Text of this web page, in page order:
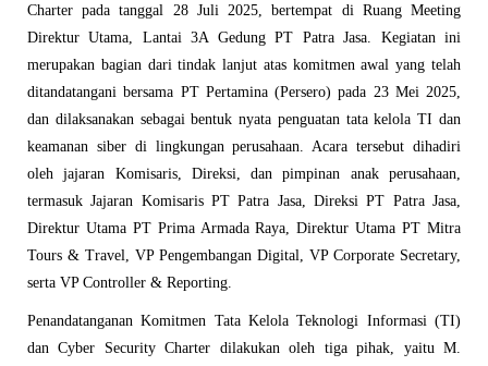
Charter pada tanggal 28 Juli 2025, bertempat di Ruang Meeting
Direktur Utama, Lantai 3A Gedung PT Patra Jasa. Kegiatan ini
merupakan bagian dari tindak lanjut atas komitmen awal yang telah
ditandatangani bersama PT Pertamina (Persero) pada 23 Mei 2025,
dan dilaksanakan sebagai bentuk nyata penguatan tata kelola TI dan
keamanan siber di lingkungan perusahaan. Acara tersebut dihadiri
oleh jajaran Komisaris, Direksi, dan pimpinan anak perusahaan,
termasuk Jajaran Komisaris PT Patra Jasa, Direksi PT Patra Jasa,
Direktur Utama PT Prima Armada Raya, Direktur Utama PT Mitra
Tours & Travel, VP Pengembangan Digital, VP Corporate Secretary,
serta VP Controller & Reporting.
Penandatanganan Komitmen Tata Kelola Teknologi Informasi (TI)
dan Cyber Security Charter dilakukan oleh tiga pihak, yaitu M.